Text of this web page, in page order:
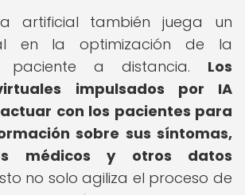
artificial también juega un
en la optimización de la
paciente a distancia. Los
impulsados por IA
con los pacientes para
sobre sus síntomas,
médicos y otros datos
no solo agiliza el proceso de